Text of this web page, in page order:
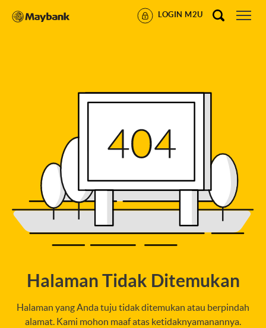
LOGIN M2U
Halaman Tidak Ditemukan
Halaman yang Anda tuju tidak ditemukan atau berpindah
alamat. Kami mohon maaf atas ketidaknyamanannya.